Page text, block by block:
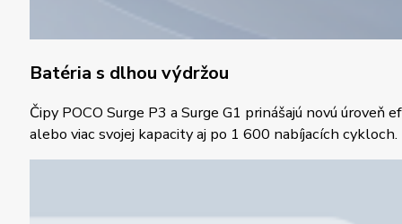
Batéria s dlhou výdržou
Čipy POCO Surge P3 a Surge G1 prinášajú novú
alebo viac svojej kapacity aj po 1 600 nabíjacích